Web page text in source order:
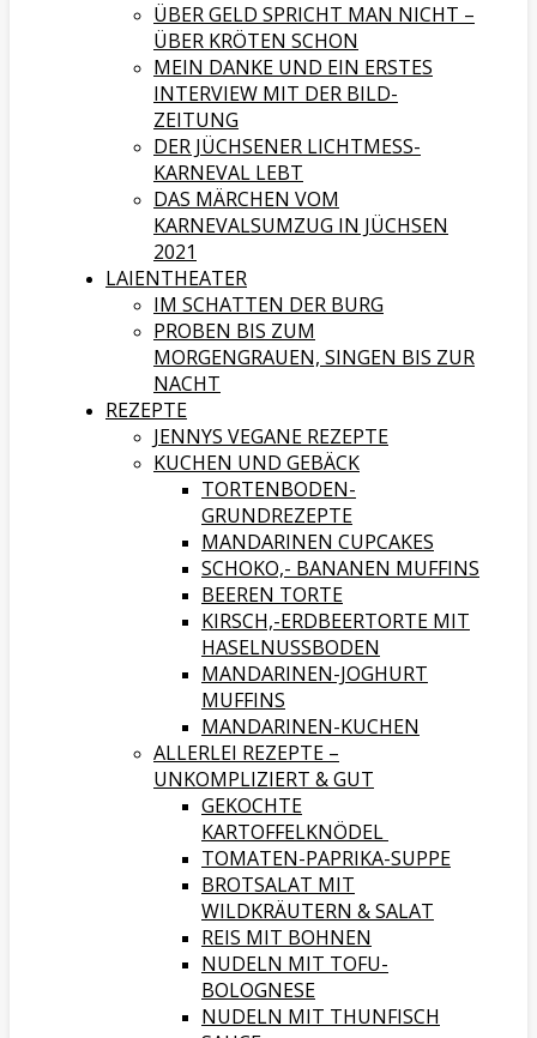
ÜBER GELD SPRICHT MAN NICHT –
ÜBER KRÖTEN SCHON
MEIN DANKE UND EIN ERSTES
INTERVIEW MIT DER BILD-
ZEITUNG
DER JÜCHSENER LICHTMESS-
KARNEVAL LEBT
DAS MÄRCHEN VOM
KARNEVALSUMZUG IN JÜCHSEN
2021
LAIENTHEATER
IM SCHATTEN DER BURG
PROBEN BIS ZUM
MORGENGRAUEN, SINGEN BIS ZUR
NACHT
REZEPTE
JENNYS VEGANE REZEPTE
KUCHEN UND GEBÄCK
TORTENBODEN-
GRUNDREZEPTE
MANDARINEN CUPCAKES
SCHOKO,- BANANEN MUFFINS
BEEREN TORTE
KIRSCH,-ERDBEERTORTE MIT
HASELNUSSBODEN
MANDARINEN-JOGHURT
MUFFINS
MANDARINEN-KUCHEN
ALLERLEI REZEPTE –
UNKOMPLIZIERT & GUT
GEKOCHTE
KARTOFFELKNÖDEL
TOMATEN-PAPRIKA-SUPPE
BROTSALAT MIT
WILDKRÄUTERN & SALAT
REIS MIT BOHNEN
NUDELN MIT TOFU-
BOLOGNESE
NUDELN MIT THUNFISCH